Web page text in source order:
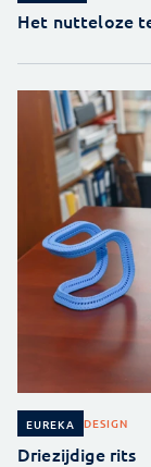
Het nutteloze
EUREKA DESIGN
Driezijdige rits